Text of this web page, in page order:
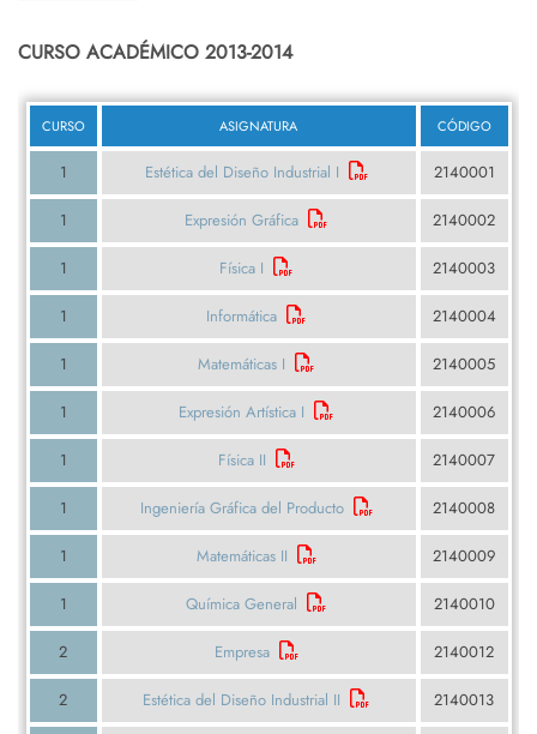
CURSO ACADÉMICO 2013-2014
CURSO ASIGNATURA CÓDIGO
1 Estética del Diseño Industrial I 2140001
1 Expresión Gráfica 2140002
1 Física I 2140003
1 Informática 2140004
1 Matemáticas I 2140005
1 Expresión Artística I 2140006
1 Física II 2140007
1 Ingeniería Gráfica del Producto 2140008
1 Matemáticas II 2140009
1 Química General 2140010
2 Empresa 2140012
2 Estética del Diseño Industrial II 2140013